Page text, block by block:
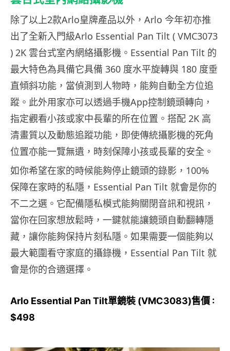
除了以上2款Arlo皇牌產品以外，Arlo 今年初亦推
出了全新入門級Arlo Essential Pan Tilt ( VMC3073
) 2K 雲台式室內網絡攝影機。Essential Pan Tilt 的
最大特色為具備它具備 360 度水平旋轉與 180 度垂
直傾斜功能，當偵測到人物時，能夠自動全方位追
蹤。此外用家亦可以透過手機App控制鏡頭轉向，
指定觀看小孩或家中長輩的所在位置。搭配 2K 高
清畫質以及動態追蹤功能，即使傳統攝影機的死角
位置亦能一覽無遺，時刻保障小孩或長輩的安全。
如你希望在家的時候能夠停止鏡頭的錄影，100%
保障在家時的私隱，Essential Pan Tilt 就會是你的
不二之選。它配備隱私模式能夠關閉音訊和視訊，
當你在回家想放鬆時，一鍵就能讓鏡頭自動翻轉隱
藏，讓你能夠保持片刻私隱。如果需要一個能夠以
最大範圍看守家庭的攝錄機，Essential Pan Tilt 就
會是你的合適選擇。
Arlo Essential Pan Tilt單鏡裝 (VMC3083)售價 :
$498